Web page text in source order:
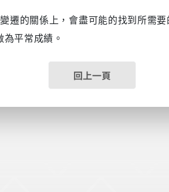
遷的關係上，會盡可能的找到所需
平常成績。
回上一頁